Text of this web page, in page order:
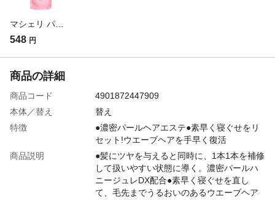
548 円
商品の詳細
商品コード
4901872447909
本体／替え
替え
特徴
●濃密パールヘアエステ●素早く寝ぐせをリ
セット!ウエーブヘアを手早く復活
商品説明
●髪にツヤを与えると同時に、1本1本を補修
して扱いやすい状態に導く。濃密パールハ
ニージュレDX配合●素早く寝ぐせを直し
て、毛先までうるおいのあるウエーブヘア